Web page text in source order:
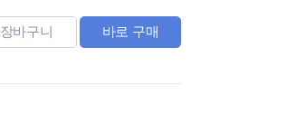
장바구니 바로 구매